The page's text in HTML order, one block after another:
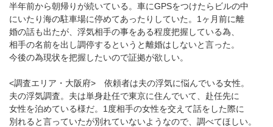
半年前から朝帰りが続いている。車にGPSをつけたらビルの中
にいたり海の駐車場に停めてあったりしていた。1ヶ月前に離
婚の話も出たが、浮気相手の事をある程度把握している為、
相手の名前を出し調停するというと離婚はしないと言った。
今後の為現状を把握したいので証拠が欲しい。
<調査エリア・大阪府> 依頼者は夫の浮気に悩んでいる女性。
夫の浮気調査。夫は単身赴任で東京に住んでいて、赴任先に
女性を泊めている様だ。1度相手の女性を交えて話をした際に
別れると言っていたが別れていないようなので、調べてほしい。